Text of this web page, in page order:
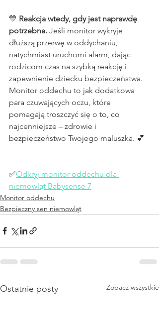
💛 Reakcja wtedy, gdy jest naprawdę
potrzebna. Jeśli monitor wykryje
dłuższą przerwę w oddychaniu,
natychmiast uruchomi alarm, dając
rodzicom czas na szybką reakcję i
zapewnienie dziecku bezpieczeństwa.
Monitor oddechu to jak dodatkowa
para czuwających oczu, które
pomagają troszczyć się o to, co
najcenniejsze – zdrowie i
bezpieczeństwo Twojego maluszka. 💕
✅Odkryj monitor oddechu dla
niemowląt Babysense 7
Monitor oddechu
Bezpieczny sen niemowląt
Ostatnie posty Zobacz wszystkie